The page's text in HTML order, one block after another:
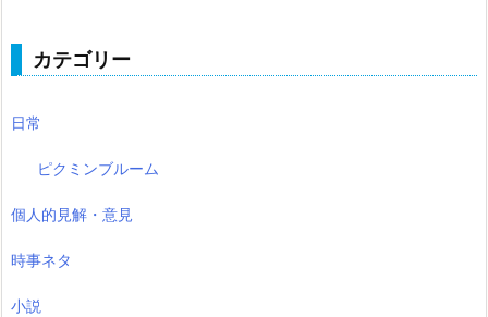
カテゴリー
日常
ピクミンブルーム
個人的見解・意見
時事ネタ
小説